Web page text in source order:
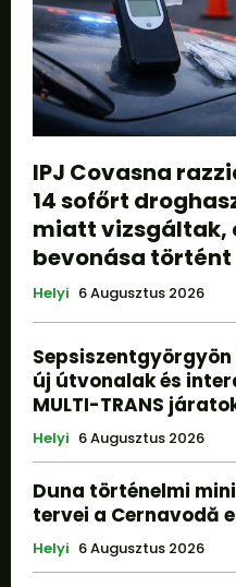
IPJ Covasna
14 sofőrt
miatt vizsgáltak,
bevonása történt
Helyi 6 Augusztus 2026
új útvonalak és
MULTI-TRANS
Helyi 6 Augusztus 2026
Duna történelmi
tervei a Cernavodă
Helyi 6 Augusztus 2026